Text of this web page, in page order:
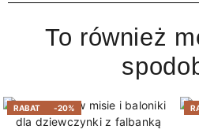
To również
RABAT -20%